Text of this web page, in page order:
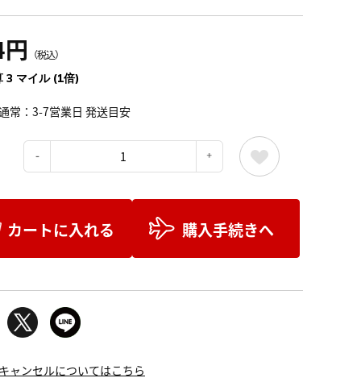
（税込）
3 マイル (1倍)
常：3-7営業日 発送目安
カートに入れる 購入手続きへ
ャンセルについてはこちら